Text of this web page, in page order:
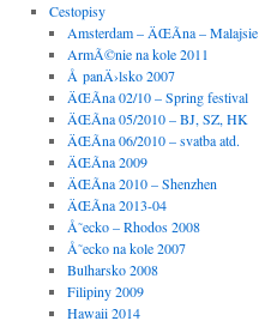
Cestopisy
Amsterdam – ÄŒÃ­na – Malajsie
ArmÃ©nie na kole 2011
Å panÄ›lsko 2007
ÄŒÃ­na 02/10 – Spring festival
ÄŒÃ­na 05/2010 – BJ, SZ, HK
ÄŒÃ­na 06/2010 – svatba atd.
ÄŒÃ­na 2009
ÄŒÃ­na 2010 – Shenzhen
ÄŒÃ­na 2013-04
Å˜ecko – Rhodos 2008
Å˜ecko na kole 2007
Bulharsko 2008
Filipiny 2009
Hawaii 2014